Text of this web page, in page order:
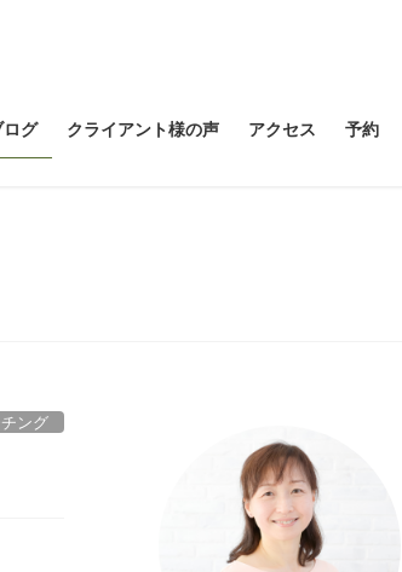
ログ クライアント様の声 アクセス 予約
ング